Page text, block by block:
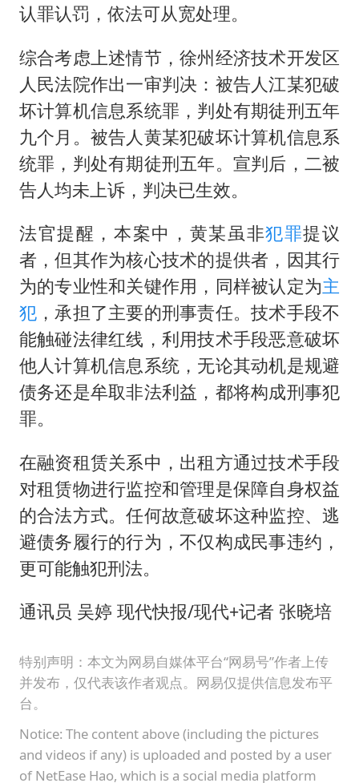
认罪认罚，依法可从宽处理。
综合考虑上述情节，徐州经济技术开发区
人民法院作出一审判决：被告人江某犯破
坏计算机信息系统罪，判处有期徒刑五年
九个月。被告人黄某犯破坏计算机信息系
统罪，判处有期徒刑五年。宣判后，二被
告人均未上诉，判决已生效。
法官提醒，本案中，黄某虽非犯罪提议
者，但其作为核心技术的提供者，因其行
为的专业性和关键作用，同样被认定为主
犯 ，承担了主要的刑事责任。技术手段不
能触碰法律红线，利用技术手段恶意破坏
他人计算机信息系统，无论其动机是规避
债务还是牟取非法利益，都将构成刑事犯
罪。
在融资租赁关系中，出租方通过技术手段
对租赁物进行监控和管理是保障自身权益
的合法方式。任何故意破坏这种监控、逃
避债务履行的行为，不仅构成民事违约，
更可能触犯刑法。
通讯员 吴婷 现代快报/现代+记者 张晓培
特别声明：本文为网易自媒体平台“网易号”作者上传
并发布，仅代表该作者观点。网易仅提供信息发布平
台。
Notice: The content above (including the pictures
and videos if any) is uploaded and posted by a user
of NetEase Hao, which is a social media platform